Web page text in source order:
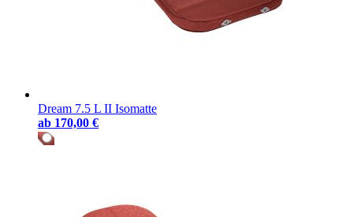
Dream 7.5 L II Isomatte
ab 170,00 €